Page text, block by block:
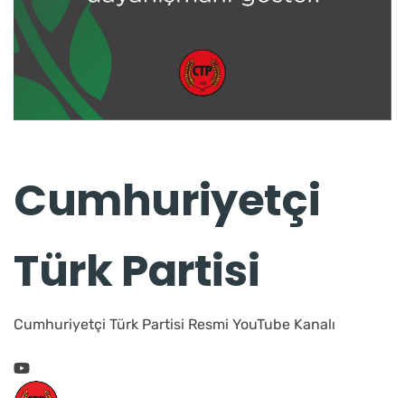
Cumhuriyetçi
Türk Partisi
Cumhuriyetçi Türk Partisi Resmi YouTube Kanalı